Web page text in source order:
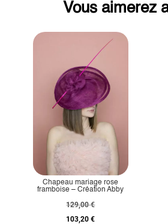
Vous aimerez
Chapeau mariage rose
framboise – Création Abby
129,00€
103,20€